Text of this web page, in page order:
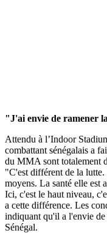
"J'ai envie de ramener
Attendu à l’Indoor
combattant sénégalais a
du MMA sont totalement
"C'est différent de la
moyens. La santé elle est
Ici, c'est le haut niveau,
a cette différence. Les
indiquant qu'il a l'envie de
Sénégal.